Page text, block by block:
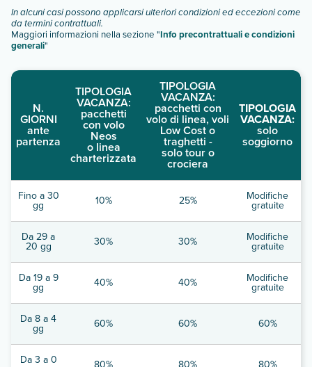
appartamento con solarium
appartamento con solarium 4 pax
Scopri tutti i dettagli nel paragrafo dedicato "
In alcuni casi possono applicarsi ulteriori condizioni ed eccezioni come
da termini contrattuali.
Maggiori informazioni nella sezione "Info precontrattuali e condizioni
generali"
N.
GIORNI
ante
partenza
TIPOLOGIA
VACANZA:
pacchetti
con volo
Neos
o linea
charterizzata
TIPOLOGIA
VACANZA:
pacchetti con
volo di linea, voli
Low Cost o
traghetti -
solo tour o
crociera
TIPOLOGIA
VACANZA:
solo
soggiorno
Fino a 30
gg 10% 25% Modifiche
gratuite
Da 29 a
20 gg 30% 30% Modifiche
gratuite
Da 19 a 9
gg 40% 40% Modifiche
gratuite
Da 8 a 4
gg 60% 60% 60%
Da 3 a 0